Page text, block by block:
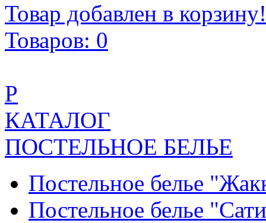
Товар добавлен в корзину!
Товаров: 0
Р
КАТАЛОГ
ПОСТЕЛЬНОЕ БЕЛЬЕ
Постельное белье
Постельное белье